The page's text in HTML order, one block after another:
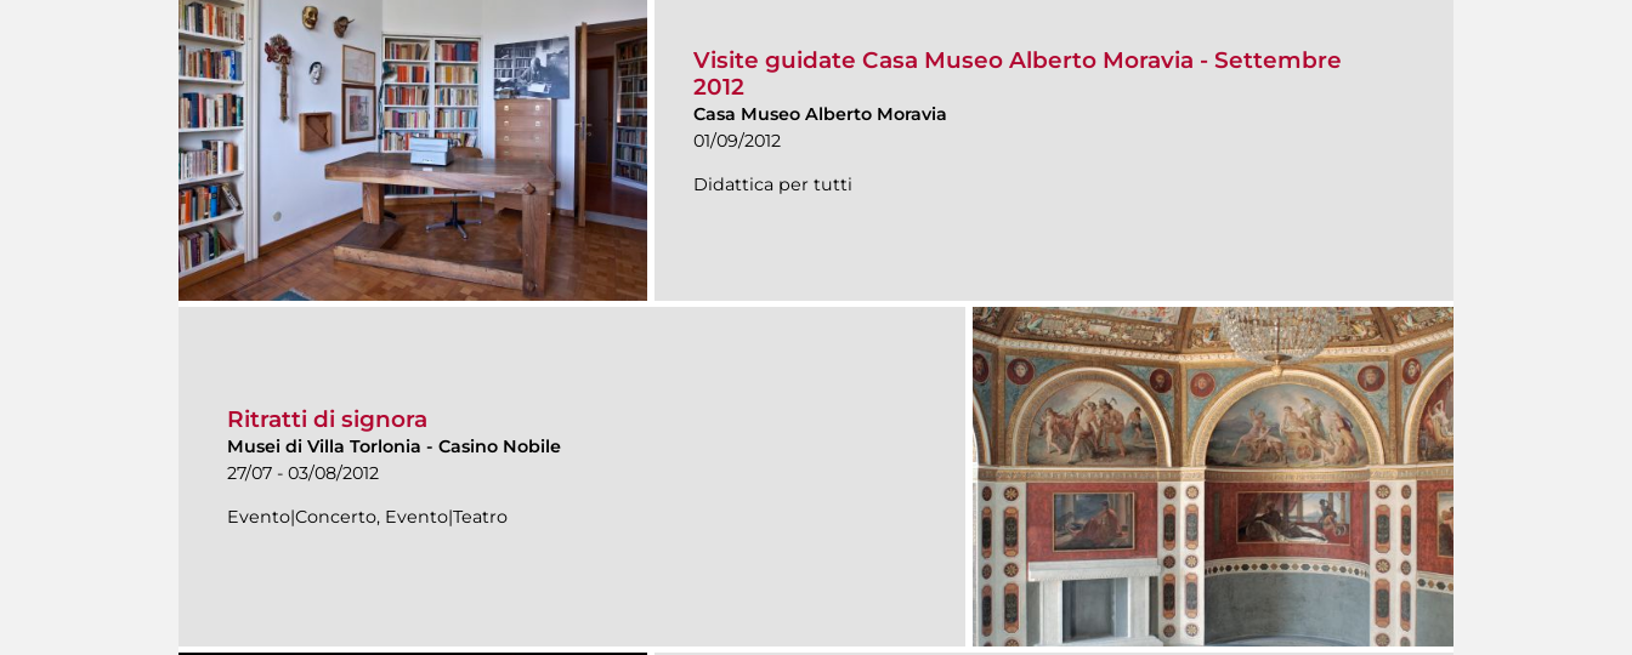
Visite guidate Casa Museo Alberto Moravia - Settembre
2012
Casa Museo Alberto Moravia
01/09/2012
Didattica per tutti
Ritratti di signora
Musei di Villa Torlonia - Casino Nobile
27/07 - 03/08/2012
Evento|Concerto, Evento|Teatro